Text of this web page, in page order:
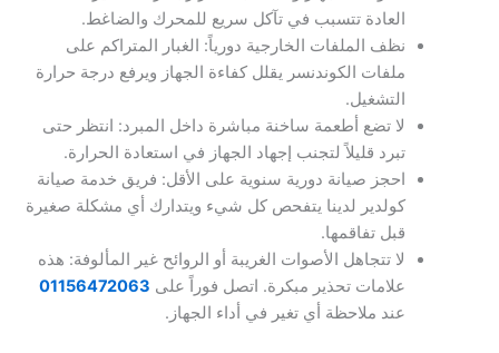
العادة تتسبب في تآكل سريع للمحرك والضاغط.
نظف الملفات الخارجية دورياً: الغبار المتراكم على
ملفات الكوندنسر يقلل كفاءة الجهاز ويرفع درجة حرارة
التشغيل.
لا تضع أطعمة ساخنة مباشرة داخل المبرد: انتظر حتى
تبرد قليلاً لتجنب إجهاد الجهاز في استعادة الحرارة.
احجز صيانة دورية سنوية على الأقل: فريق خدمة صيانة
كولدير لدينا يتفحص كل شيء ويتدارك أي مشكلة صغيرة
قبل تفاقمها.
لا تتجاهل الأصوات الغريبة أو الروائح غير المألوفة: هذه
علامات تحذير مبكرة. اتصل فوراً على 01156472063
عند ملاحظة أي تغير في أداء الجهاز.